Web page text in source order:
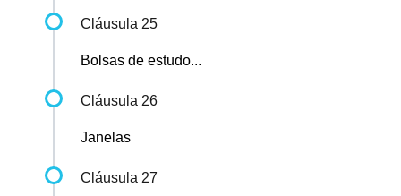
Cláusula 25
Bolsas de estudo...
Cláusula 26
Janelas
Cláusula 27